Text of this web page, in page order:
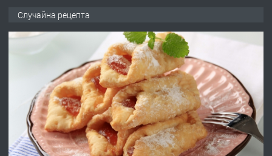
АПАРТАМЕНТ В ЦЕНТЪРА НА ГР.
ХАСКОВО
преди 4 дни
Давам гараж под наем
преди 4 дни
Случайна рецепта